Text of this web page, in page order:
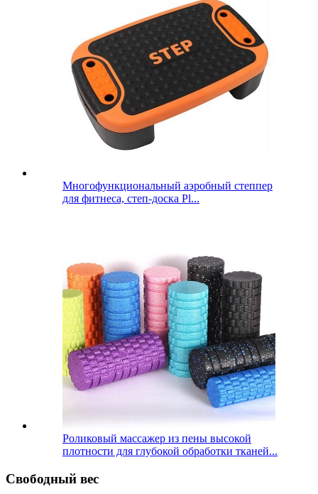
Многофункциональный аэробный степпер
для фитнеса, степ-доска Pl...
Роликовый массажер из пены высокой
плотности для глубокой обработки тканей...
Свободный вес